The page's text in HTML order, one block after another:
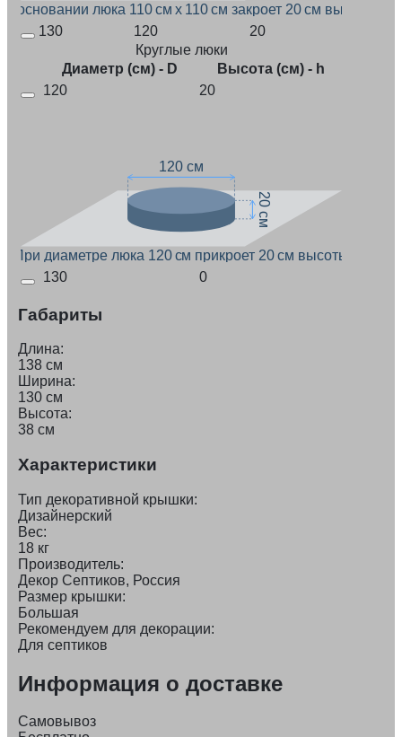
основании люка 110 см x 110 см закроет 20 см высоты
130 120
20
Круглые люки
Диаметр (см) - D
Высота (см) - h
120
20
120 см
20 см
При диаметре люка 120 см прикроет 20 см высоты
130 0
Габариты
Длина:
138 см
Ширина:
130 см
Высота:
38 см
Характеристики
Тип декоративной крышки:
Дизайнерский
Вес:
18 кг
Производитель:
Декор Септиков, Россия
Размер крышки:
Большая
Рекомендуем для декорации:
Для септиков
Информация о доставке
Самовывоз